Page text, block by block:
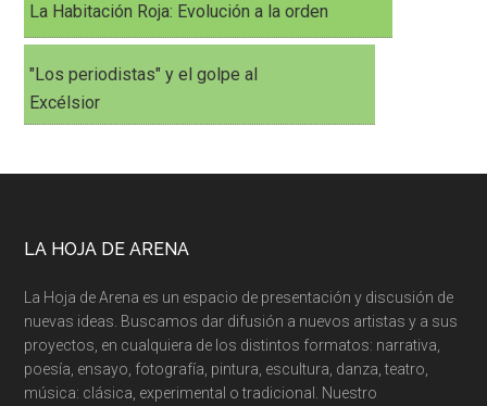
La Habitación Roja: Evolución a la orden
"Los periodistas" y el golpe al
Excélsior
LA HOJA DE ARENA
La Hoja de Arena es un espacio de presentación y discusión de
nuevas ideas. Buscamos dar difusión a nuevos artistas y a sus
proyectos, en cualquiera de los distintos formatos: narrativa,
poesía, ensayo, fotografía, pintura, escultura, danza, teatro,
música: clásica, experimental o tradicional. Nuestro